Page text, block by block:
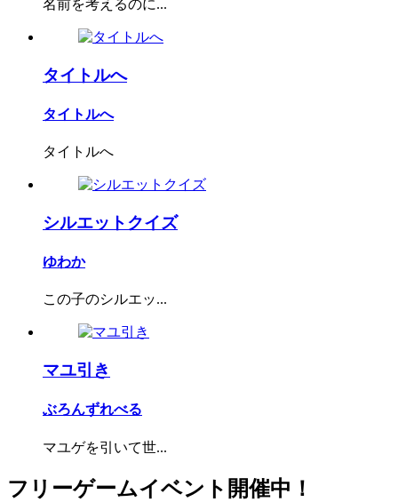
名前を考えるのに...
タイトルへ
タイトルへ
タイトルへ
シルエットクイズ
ゆわか
この子のシルエッ...
マユ引き
ぶろんずれべる
マユゲを引いて世...
フリーゲームイベント開催中！